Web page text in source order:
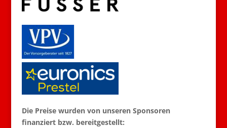
Die Preise wurden von unseren Sponsoren
finanziert bzw. bereitgestellt: